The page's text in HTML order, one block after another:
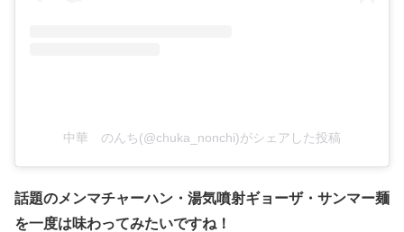
中華 のんち(@chuka_nonchi)がシェアした投稿
話題のメンマチャーハン・湯気噴射ギョーザ・サンマー麺
を一度は味わってみたいですね！